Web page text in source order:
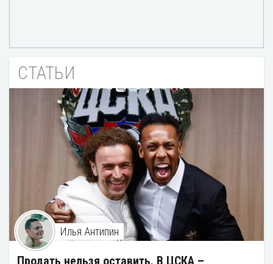
СТАТЬИ
Илья Антипин
Продать нельзя оставить. В ЦСКА –